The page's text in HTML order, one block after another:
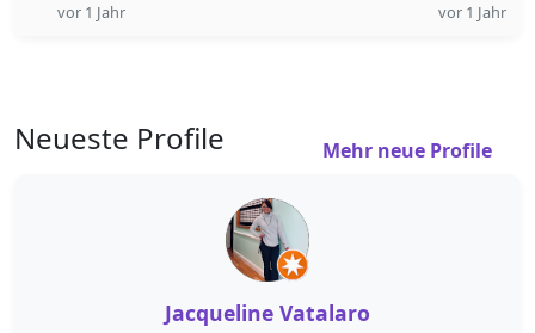
vor 1 Jahr vor 1 Jahr
Neueste Profile Mehr neue Profile
Jacqueline Vatalaro